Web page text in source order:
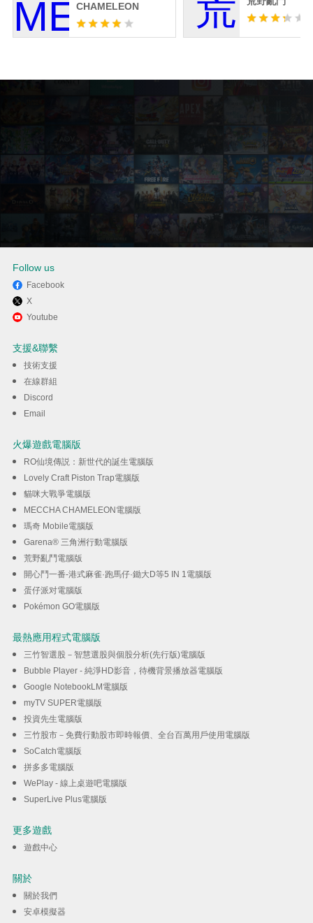
CHAMELEON
透過逍遙享受在電腦上玩Idle
Follow us
Facebook
X
Youtube
支援&聯繫
技術支援
在線群組
Discord
Email
火爆遊戲電腦版
RO仙境傳説：新世代的誕生電腦版
Lovely Craft Piston Trap電腦版
貓咪大戰爭電腦版
MECCHA CHAMELEON電腦版
瑪奇 Mobile電腦版
Garena® 三角洲行動電腦版
荒野亂鬥電腦版
開心鬥一番-港式麻雀·跑馬仔·鋤大D等5 IN 1電腦版
蛋仔派对電腦版
Pokémon GO電腦版
最熱應用程式電腦版
三竹智選股－智慧選股與個股分析(先行版)電腦版
Bubble Player - 純淨HD影音，待機背景播放器電腦版
Google NotebookLM電腦版
myTV SUPER電腦版
投資先生電腦版
三竹股市－免費行動股市即時報價、全台百萬用戶使用電腦版
SoCatch電腦版
拼多多電腦版
WePlay - 線上桌遊吧電腦版
SuperLive Plus電腦版
更多遊戲
遊戲中心
關於
關於我們
安卓模擬器